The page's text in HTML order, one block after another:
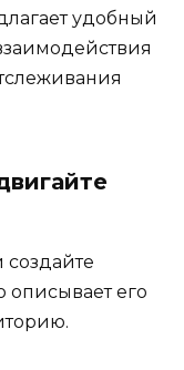
удобный
создайте
описывает его